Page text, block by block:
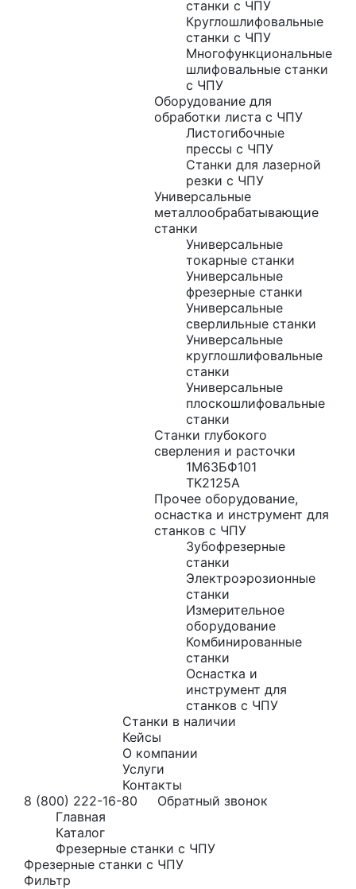
станки с ЧПУ
Круглошлифовальные
станки с ЧПУ
Многофункциональные
шлифовальные станки
с ЧПУ
Оборудование для
обработки листа с ЧПУ
Листогибочные
прессы с ЧПУ
Станки для лазерной
резки с ЧПУ
Универсальные
металлообрабатывающие
станки
Универсальные
токарные станки
Универсальные
фрезерные станки
Универсальные
сверлильные станки
Универсальные
круглошлифовальные
станки
Универсальные
плоскошлифовальные
станки
Станки глубокого
сверления и расточки
1М63БФ101
TK2125A
Прочее оборудование,
оснастка и инструмент для
станков с ЧПУ
Зубофрезерные
станки
Электроэрозионные
станки
Измерительное
оборудование
Комбинированные
станки
Оснастка и
инструмент для
станков с ЧПУ
Станки в наличии
Кейсы
О компании
Услуги
Контакты
8 (800) 222-16-80
Обратный звонок
Главная
Каталог
Фрезерные станки с ЧПУ
Фрезерные станки с ЧПУ
Фильтр